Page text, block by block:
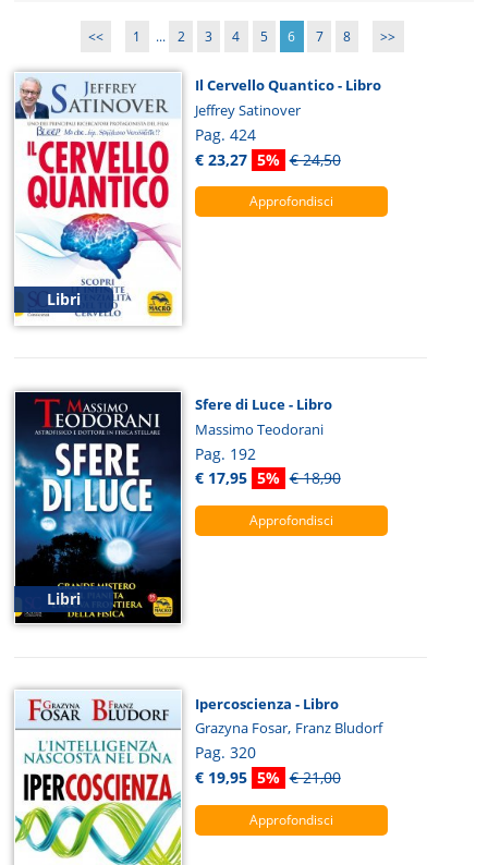
<< 1 ... 2 3 4 5 6 7 8 >>
Libri
Il Cervello Quantico - Libro
Jeffrey Satinover
Pag. 424
€ 23,27 5% € 24,50
Approfondisci
Libri
Sfere di Luce - Libro
Massimo Teodorani
Pag. 192
€ 17,95 5% € 18,90
Approfondisci
Ipercoscienza - Libro
Grazyna Fosar, Franz Bludorf
Pag. 320
€ 19,95 5% € 21,00
Approfondisci